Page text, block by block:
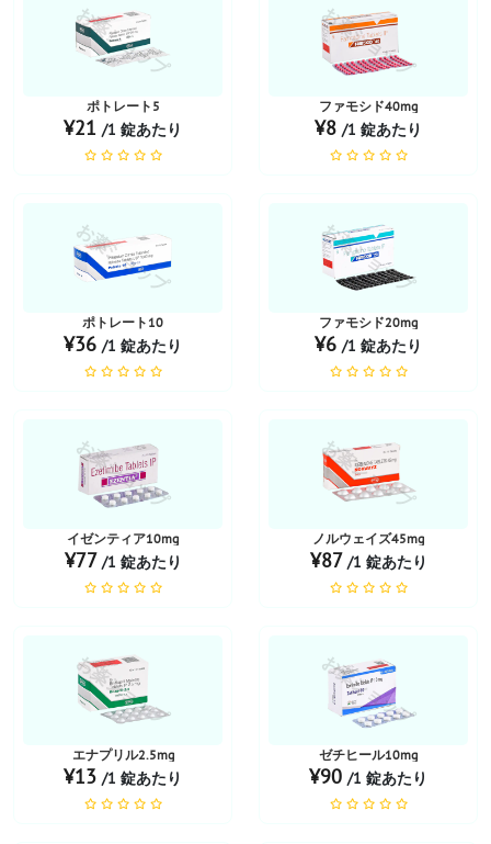
お薬ショップ
ポトレート5
¥21 /1 錠あたり
お薬ショップ
ファモシド40mg
¥8 /1 錠あたり
お薬ショップ
ポトレート10
¥36 /1 錠あたり
お薬ショップ
ファモシド20mg
¥6 /1 錠あたり
お薬ショップ
イゼンティア10mg
¥77 /1 錠あたり
お薬ショップ
ノルウェイズ45mg
¥87 /1 錠あたり
お薬ショップ
エナプリル2.5mg
¥13 /1 錠あたり
お薬ショップ
ゼチヒール10mg
¥90 /1 錠あたり